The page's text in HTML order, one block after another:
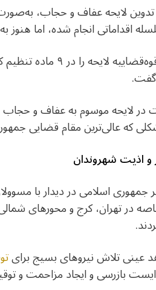
تدوین لایحه عفاف و حجاب،
اقداماتی انجام شده، اما هنوز
در لایحه موسوم به عفاف و
که عالی‌ترین مقام قضایی
و اذیت شهروندان
در تهران، کرج و محورهای
عینی تلاش نیروهای بسیج برای
ایست بازرسی و ایجاد مزاحمت و